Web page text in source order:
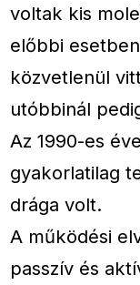
voltak kis
előbbi
közvetlenül
utóbbinál
Az 1990-es
gyakorlatilag
drága volt.
A működési
passzív és